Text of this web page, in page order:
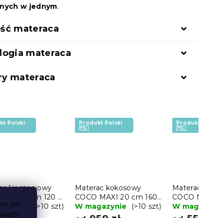
jak
w jednym.
materaca
materaca
materaca
Polski
kieszeniowy
18 cm 120 x
(>10 szt)
Produkt Polski
🇵🇱
Materac kokosowy
COCO MAXI 20 cm 160
x 200 cm
W magazynie (>10 szt)
Produkt
🇵🇱
Materac
COCO
200 cm
W